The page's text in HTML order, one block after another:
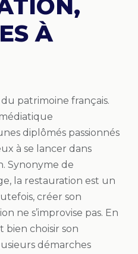
À
patrimoine français.
diplômés passionnés
à se lancer dans
Synonyme de
la restauration est un
créer son
ne s’improvise pas. En
bien choisir son
démarches